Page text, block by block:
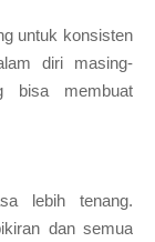
untuk konsisten
diri masing-
bisa membuat
lebih tenang.
dan semua